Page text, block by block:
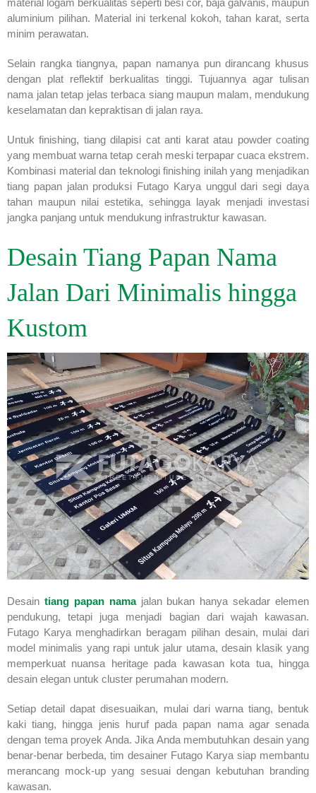
aluminium pilihan. Material ini terkenal kokoh, tahan karat, serta
minim perawatan.
Selain rangka tiangnya, papan namanya pun dirancang khusus
dengan plat reflektif berkualitas tinggi. Tujuannya agar tulisan
nama jalan tetap jelas terbaca siang maupun malam, mendukung
keselamatan dan kepraktisan di jalan raya.
Untuk finishing, tiang dilapisi cat anti karat atau powder coating
yang membuat warna tetap cerah meski terpapar cuaca ekstrem.
Kombinasi material dan teknologi finishing inilah yang menjadikan
tiang papan jalan produksi Futago Karya unggul dari segi daya
tahan maupun nilai estetika, sehingga layak menjadi investasi
jangka panjang untuk mendukung infrastruktur kawasan.
Desain Tiang Papan Nama
Jalan Dari Minimalis hingga
Kustom
Desain tiang papan namajalan bukan hanya sekadar elemen
pendukung, tetapi juga menjadi bagian dari wajah kawasan.
Futago Karya menghadirkan beragam pilihan desain, mulai dari
model minimalis yang rapi untuk jalur utama, desain klasik yang
memperkuat nuansa heritage pada kawasan kota tua, hingga
desain elegan untuk cluster perumahan modern.
Setiap detail dapat disesuaikan, mulai dari warna tiang, bentuk
kaki tiang, hingga jenis huruf pada papan nama agar senada
dengan tema proyek Anda. Jika Anda membutuhkan desain yang
benar-benar berbeda, tim desainer Futago Karya siap membantu
merancang mock-up yang sesuai dengan kebutuhan branding
kawasan.